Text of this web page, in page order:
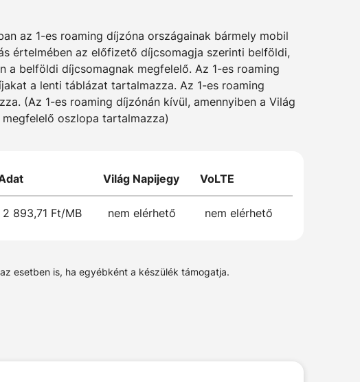
az 1-es roaming díjzóna országainak bármely mobil
értelmében az előfizető díjcsomagja szerinti belföldi,
a belföldi díjcsomagnak megfelelő. Az 1-es roaming
a lenti táblázat tartalmazza. Az 1-es roaming
(Az 1-es roaming díjzónán kívül, amennyiben a Világ
oszlopa tartalmazza)
Világ Napijegy VoLTE
2 893,71 Ft/MB nem elérhető nem elérhető
esetben is, ha egyébként a készülék támogatja.